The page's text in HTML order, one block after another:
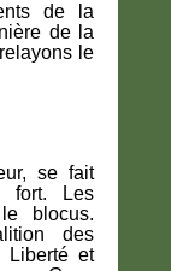
de la
de la
le
se fait
fort.
Les
blocus.
des
Liberté et